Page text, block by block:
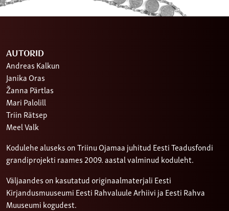
AUTORID
Andreas Kalkun
Janika Oras
Žanna Pärtlas
Mari Palolill
Triin Rätsep
Meel Valk
Kodulehe aluseks on Triinu Ojamaa juhitud Eesti Teadusfondi
grandiprojekti raames 2009. aastal valminud koduleht.
Väljaandes on kasutatud originaalmaterjali Eesti
Kirjandusmuuseumi Eesti Rahvaluule Arhiivi ja Eesti Rahva
Muuseumi kogudest.